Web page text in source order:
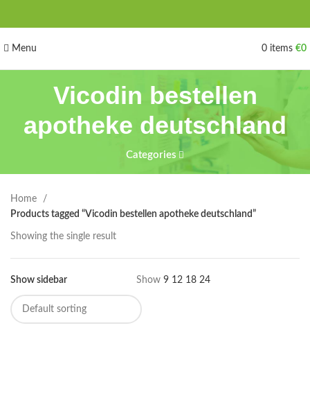
Menu 0 items €0
Vicodin bestellen
apotheke deutschland
Categories
Home
Products tagged “Vicodin bestellen apotheke deutschland”
Showing the single result
Show sidebar Show 9 12 18 24